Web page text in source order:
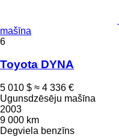
mašīna
6
Toyota DYNA
5 010 $ ≈ 4 336 €
Ugunsdzēsēju mašīna
2003
9 000 km
Degviela benzīns